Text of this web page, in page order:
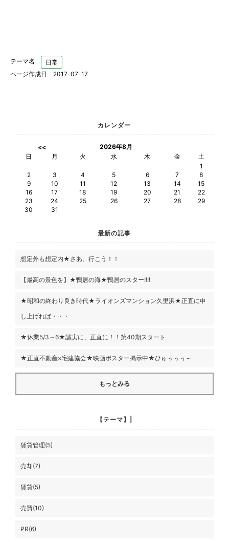
テーマ名
日常
ページ作成日 2017-07-17
カレンダー
<<
2026年8月
日
月 火 水 木 金
土
1
2
3 4 5 6 7
8
9
10 11 12 13 14
15
16
17 18 19 20 21
22
23
24 25 26 27 28
29
30
31
最新の記事
想定外も想定内★さあ、行こう！！
【最高の景色を】★鴨居の海★鴨居のスター!!!!
★昭和の終わり良き時代★ライオンズマンション久里浜★正直に申
し上げれば・・・
★休業5/3～6★誠実に、正直に！！第40期スタート
★正直不動産×宅建協会★映画ポスター掲示中★ひゅぅぅぅ～
もっとみる
【テーマ】|
賃貸管理(5)
売却(7)
賃貸(5)
売買(10)
PR(6)